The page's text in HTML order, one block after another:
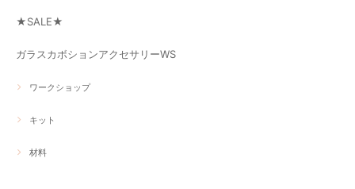
★SALE★
ガラスカボションアクセサリーWS
ワークショップ
キット
材料